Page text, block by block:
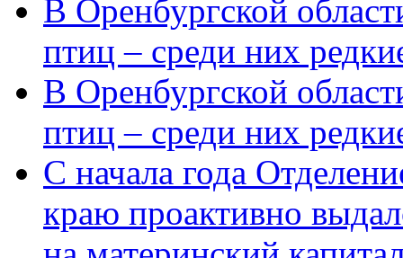
В Оренбургской
птиц – среди них
В Оренбургской
птиц – среди них
С начала года
краю проактивно